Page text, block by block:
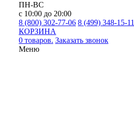
ПН-ВС
с 10:00 до 20:00
8 (800) 302-77-06 8 (499) 348-15-11
КОРЗИНА
0 товаров. Заказать звонок
Меню